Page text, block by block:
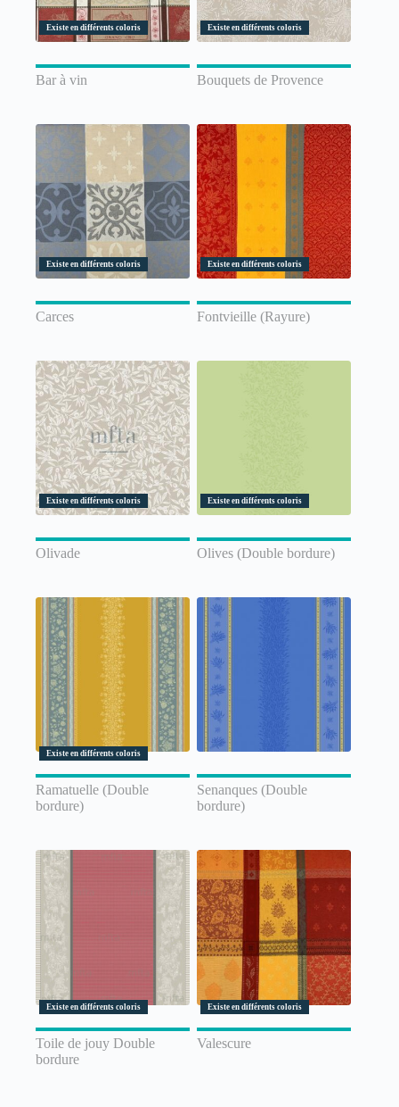
Existe en différents coloris
Bar à vin
Existe en différents coloris
Bouquets de Provence
Existe en différents coloris
Carces
Existe en différents coloris
Fontvieille (Rayure)
Existe en différents coloris
Olivade
Existe en différents coloris
Olives (Double bordure)
Existe en différents coloris
Ramatuelle (Double
bordure)
Senanques (Double
bordure)
Existe en différents coloris
Toile de jouy Double
bordure
Existe en différents coloris
Valescure